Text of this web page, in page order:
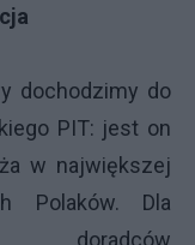
dochodzimy do
PIT: jest on
w największej
Polaków. Dla